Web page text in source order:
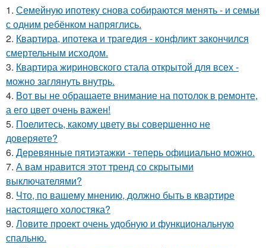
1. Семейную ипотеку снова собираются менять - и семьи
с одним ребёнком напряглись.
2. Квартира, ипотека и трагедия - конфликт закончился
смертельным исходом.
3. Квартира жириновского стала открытой для всех -
можно заглянуть внутрь.
4. Вот вы не обращаете внимание на потолок в ремонте,
а его цвет очень важен!
5. Поелитесь, какому цвету вы совершенно не
доверяете?
6. Деревянные пятиэтажки - теперь официально можно.
7. А вам нравится этот тренд со скрытыми
выключателями?
8. Что, по вашему мнению, должно быть в квартире
настоящего холостяка?
9. Ловите проект очень удобную и функциональную
спальню.